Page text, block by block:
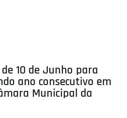
10 de Junho para
ano consecutivo em
Municipal da